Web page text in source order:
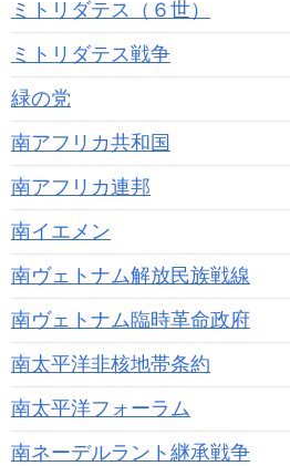
ミトリダテス（６世）
ミトリダテス戦争
緑の党
南アフリカ共和国
南アフリカ連邦
南イエメン
南ヴェトナム解放民族戦線
南ヴェトナム臨時革命政府
南太平洋非核地帯条約
南太平洋フォーラム
南ネーデルラント継承戦争